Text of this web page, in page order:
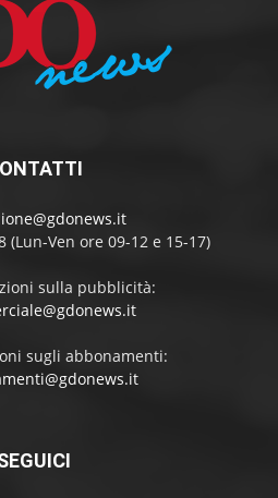
(Lun-Ven ore 09-12 e 15-17)
sulla pubblicità:
sugli abbonamenti: